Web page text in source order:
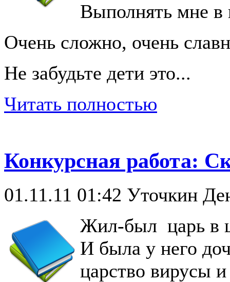
Выполнять мне в
Очень сложно, очень
Не забудьте дети это...
Читать полностью
Конкурсная работа:
01.11.11 01:42 Уточкин
Жил-был царь в
И была у него
царство вирусы